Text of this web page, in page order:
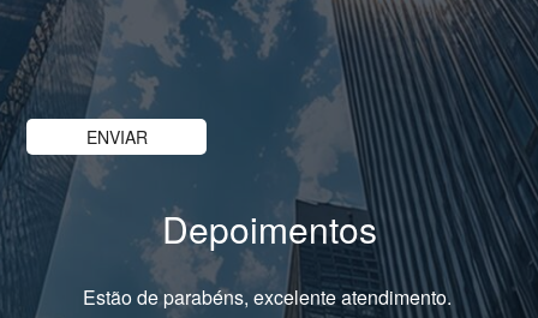
Depoimentos
Estão de parabéns, excelente atendimento.